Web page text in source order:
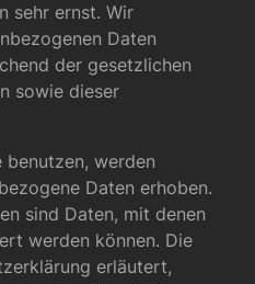
sehr ernst. Wir
Daten
der gesetzlichen
sowie dieser
benutzen, werden
Daten erhoben.
sind Daten, mit denen
werden können. Die
erläutert,